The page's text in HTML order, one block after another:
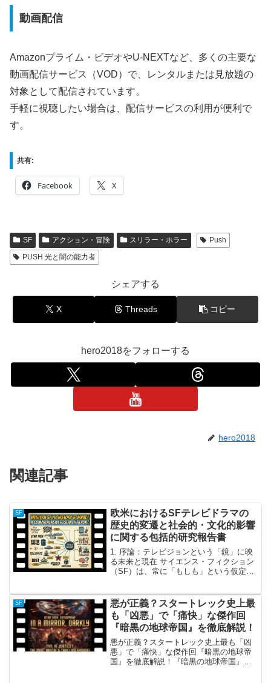
動画配信
Amazonプライム・ビデオやU-NEXTなど、多くの主要な
動画配信サービス（VOD）で、レンタルまたは見放題の
対象として配信されています。
手軽に視聴したい場合は、配信サービスの利用が便利で
す。
共有:
Facebook X
SF アクション・冒険 スリラー・ホラー
Push
PUSH 光と闇の能力者
シェアする
X Threads コピー
hero2018をフォローする
hero2018
関連記事
SF
欧米におけるSFテレビドラマの
歴史的変遷と社会的・文化的影響
に関する包括的研究報告書
1. 序論：テレビジョンという「鏡」に映
る未来と現在 サイエンス・フィクション
（SF）は、常に「もしも」という仮定を
役割を果たしてきました。特にテレビド
ラマという媒体は...
SF
悪が正義？スタートレック史上最
も「凶悪」で「痛快」な傑作回
『暗黒の地球帝国』を徹底解説！
悪が正義？スタートレック史上最も「凶
悪」で「痛快」な傑作回『暗黒の地球帝
国』を徹底解説！『暗黒の地球帝国』の